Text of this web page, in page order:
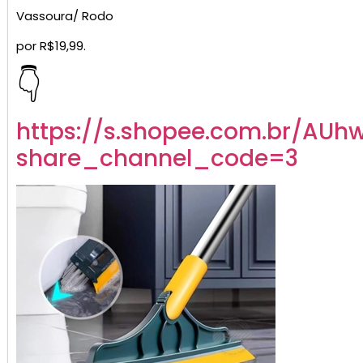
Vassoura/ Rodo
por R$19,99.
👇
https://s.shopee.com.br/
share_channel_code=3